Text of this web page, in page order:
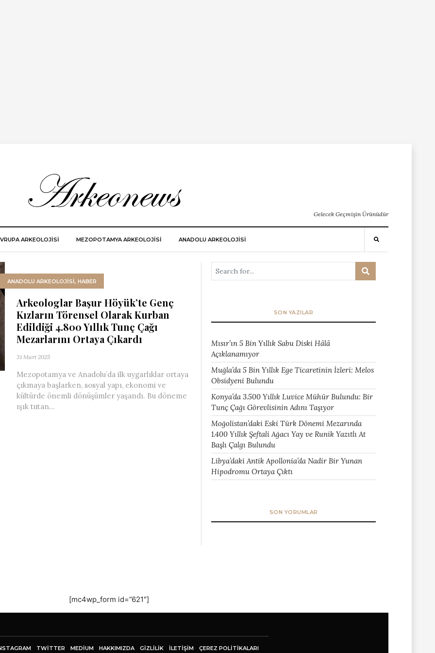
Gelecek Geçmişin Ürünüdür
ARKEOLOJISI MEZOPOTAMYA ARKEOLOJISI ANADOLU ARKEOLOJİSİ
ANADOLU ARKEOLOJİSİ, HABER
Arkeologlar Başur Höyük’te Genç
Kızların Törensel Olarak Kurban
Edildiği 4.800 Yıllık Tunç Çağı
Mezarlarını Ortaya Çıkardı
31 Mart 2025
Mezopotamya ve Anadolu’da ilk uygarlıklar ortaya
çıkmaya başlarken, sosyal yapı, ekonomi ve
kültürde önemli dönüşümler yaşandı. Bu döneme
ışık tutan...
SON YAZILAR
Mısır’ın 5 Bin Yıllık Sabu Diski Hâlâ
Açıklanamıyor
Muğla’da 5 Bin Yıllık Ege Ticaretinin İzleri: Melos
Obsidyeni Bulundu
Konya’da 3.500 Yıllık Luvice Mühür Bulundu: Bir
Tunç Çağı Görevlisinin Adını Taşıyor
Moğolistan’daki Eski Türk Dönemi Mezarında
1.400 Yıllık Şeftali Ağacı Yay ve Runik Yazıtlı At
Başlı Çalgı Bulundu
Libya’daki Antik Apollonia’da Nadir Bir Yunan
Hipodromu Ortaya Çıktı
SON YORUMLAR
[mc4wp_form id=”621″]
TWITTER MEDIUM HAKKIMIZDA GİZLİLİK İLETIŞIM ÇEREZ POLITIKALARI